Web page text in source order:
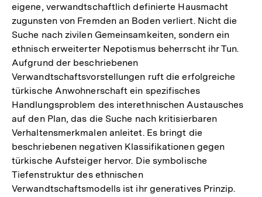
eigene, verwandtschaftlich definierte Hausmacht
zugunsten von Fremden an Boden verliert. Nicht die
Suche nach zivilen Gemeinsamkeiten, sondern ein
ethnisch erweiterter Nepotismus beherrscht ihr Tun.
Aufgrund der beschriebenen
Verwandtschaftsvorstellungen ruft die erfolgreiche
türkische Anwohnerschaft ein spezifisches
Handlungsproblem des interethnischen Austausches
auf den Plan, das die Suche nach kritisierbaren
Verhaltensmerkmalen anleitet. Es bringt die
beschriebenen negativen Klassifikationen gegen
türkische Aufsteiger hervor. Die symbolische
Tiefenstruktur des ethnischen
Verwandtschaftsmodells ist ihr generatives Prinzip.